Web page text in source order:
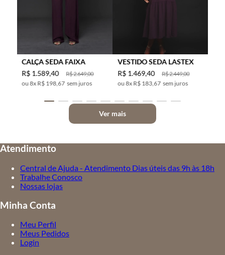
CALÇA SEDA FAIXA
R$2.649,00
R$ 1.589,40
8x R$ 198,67 sem juros
VESTIDO SEDA LASTEX
R$2.449,00
R$ 1.469,40
8x R$ 183,67 sem juros
Ver mais
Atendimento
Central de Ajuda - Atendimento Dias úteis das 9h às 18h
Trabalhe Conosco
Nossas lojas
Minha Conta
Meu Perfil
Meus Pedidos
Login